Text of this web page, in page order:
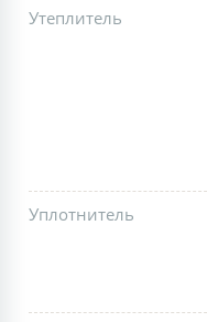
Утеплитель
Уплотнитель